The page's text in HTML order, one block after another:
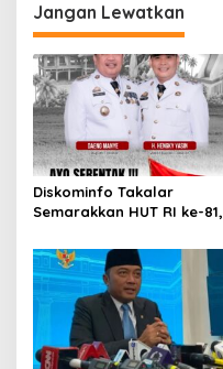
a
s
i
p
o
s
Jangan Lewatkan
Diskominfo Takalar
Semarakkan HUT RI ke-81,
Jalan Protokol